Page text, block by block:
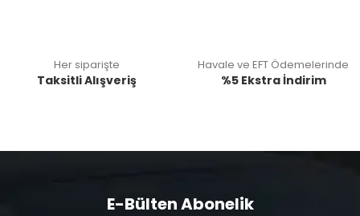
Her siparişte
Taksitli Alışveriş
Havale ve EFT Ödemelerinde
%5 Ekstra İndirim
E-Bülten Abonelik